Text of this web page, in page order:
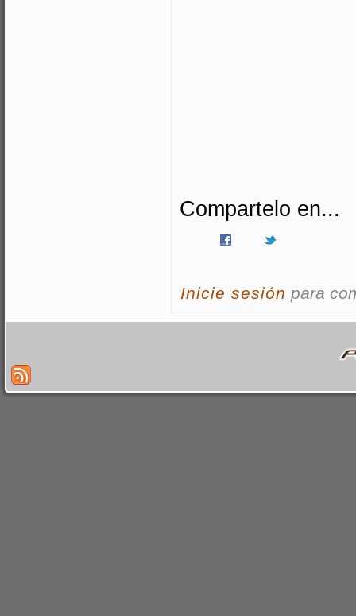
Compartelo en...
Inicie sesión para